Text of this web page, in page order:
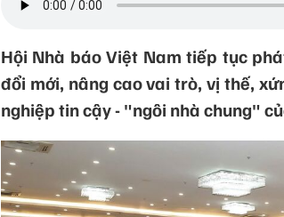
Hội Nhà báo Việt Nam tiếp tục
đổi mới, nâng cao vai trò, vị thế,
nghiệp tin cậy - "ngôi nhà chung"